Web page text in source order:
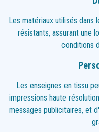
Les matériaux utilisés dans
résistants, assurant une
conditions
Les enseignes en tissu
impressions haute
messages publicitaires, et